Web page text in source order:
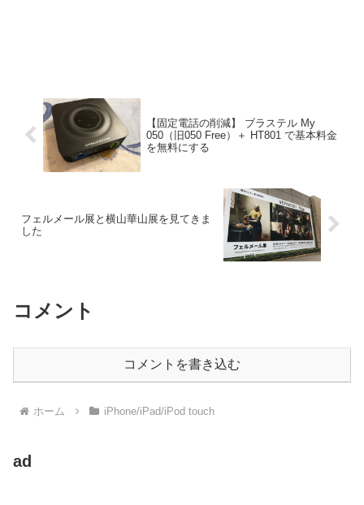
【固定電話の削減】 ブラステル My
050（旧050 Free）＋ HT801 で基本料金
を無料にする
フェルメール展と横山華山展を見てきま
した
コメント
コメントを書き込む
ホーム iPhone/iPad/iPod touch
ad